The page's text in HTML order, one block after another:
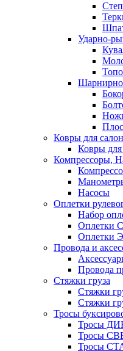
Ударно-
Ковры для
Ковры для
Компрессоры,
Насосы
Оплетки
Набор
Оплетки
Оплетки
Провода и
Провода
Стяжки груза
Стяжки
Стяжки
Тросы
Тросы
Тросы
Тросы